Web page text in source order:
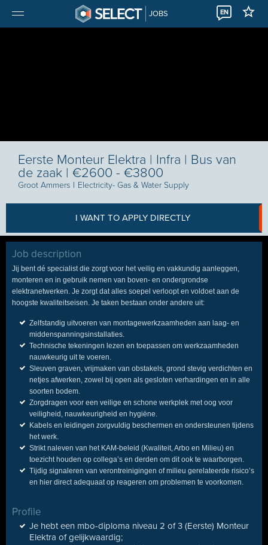
JOBS EN
Eerste Monteur Elektra | Infra | Bus van
de zaak | €2600 - €3800
Groot Ammers I Electricity- Gas & Water Supply
I WANT TO APPLY DIRECTLY
Job description
Jij bent dé specialist die zorgt voor het veilig en vakkundig aanleggen,
monteren en in gebruik nemen van boven- en ondergrondse
elektranetwerken. Je zorgt dat alles soepel verloopt en voldoet aan de
hoogste kwaliteitseisen. Je taken bestaan onder andere uit:
Zelfstandig uitvoeren van montagewerkzaamheden aan laag- en
middenspanningsinstallaties.
Technische tekeningen lezen en toepassen om werkzaamheden
nauwkeurig uit te voeren.
Sleuven graven, vrijmaken van obstakels, grond stevig verdichten en
netjes afwerken, zowel bij open als gesloten verhardingen en in alle
soorten bodem.
Zorgdragen voor een veilige en schone werkplek met oog voor
veiligheid, nauwkeurigheid en hygiëne.
Kabels en leidingen zorgvuldig beschermen en ondersteunen tijdens
het werk.
Strikt naleven van het KAM-beleid (Kwaliteit, Arbo en Milieu) en
toezicht houden op collega’s en derden om dit ook te waarborgen.
Tijdig signaleren van verontreinigingen of milieu gerelateerde risico’s
en hier direct adequaat op reageren om problemen te voorkomen.
Profile
Je hebt een mbo-diploma niveau 2 of 3 (Eerste) Monteur
Elektra of gelijkwaardig;